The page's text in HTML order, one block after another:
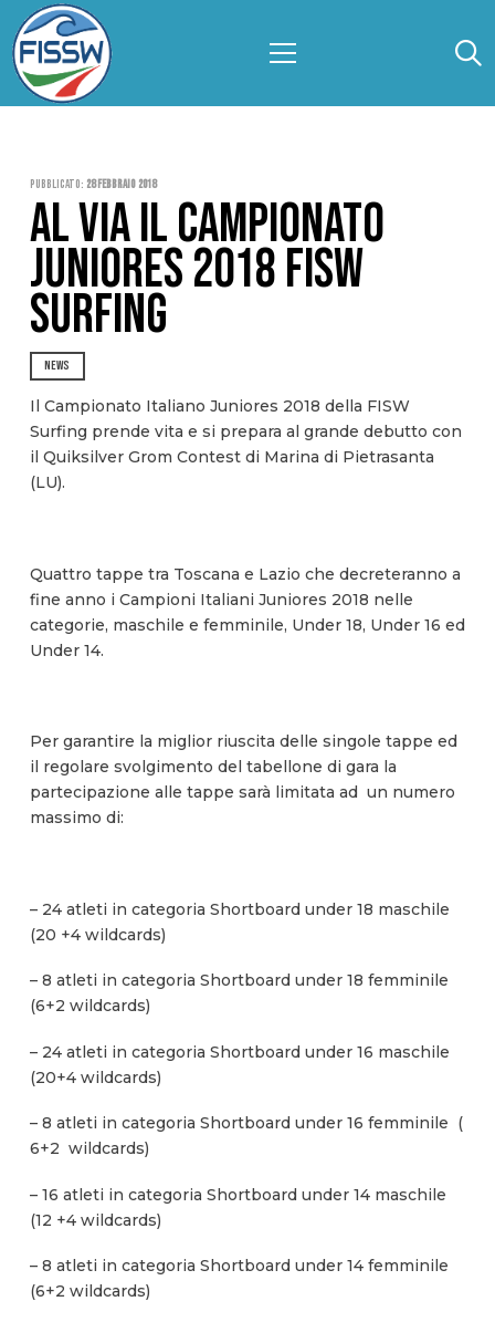
Pubblicato: 28 Febbraio 2018
AL VIA IL CAMPIONATO
JUNIORES 2018 FISW
SURFING
NEWS
Il Campionato Italiano Juniores 2018 della FISW
Surfing prende vita e si prepara al grande debutto con
il Quiksilver Grom Contest di Marina di Pietrasanta
(LU).
Quattro tappe tra Toscana e Lazio che decreteranno a
fine anno i Campioni Italiani Juniores 2018 nelle
categorie, maschile e femminile, Under 18, Under 16 ed
Under 14.
Per garantire la miglior riuscita delle singole tappe ed
il regolare svolgimento del tabellone di gara la
partecipazione alle tappe sarà limitata ad un numero
massimo di:
– 24 atleti in categoria Shortboard under 18 maschile
(20 +4 wildcards)
– 8 atleti in categoria Shortboard under 18 femminile
(6+2 wildcards)
– 24 atleti in categoria Shortboard under 16 maschile
(20+4 wildcards)
– 8 atleti in categoria Shortboard under 16 femminile (
6+2 wildcards)
– 16 atleti in categoria Shortboard under 14 maschile
(12 +4 wildcards)
– 8 atleti in categoria Shortboard under 14 femminile
(6+2 wildcards)